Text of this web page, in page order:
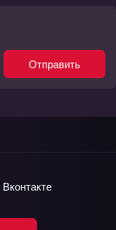
Отправить
Вконтакте